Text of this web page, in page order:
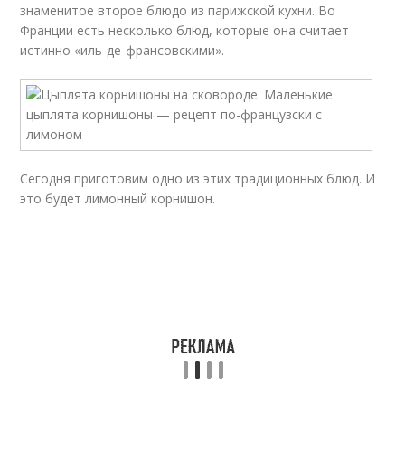
знаменитое второе блюдо из парижской кухни. Во
Франции есть несколько блюд, которые она считает
истинно «иль-де-франсовскими».
Сегодня приготовим одно из этих традиционных блюд. И
это будет лимонный корнишон.